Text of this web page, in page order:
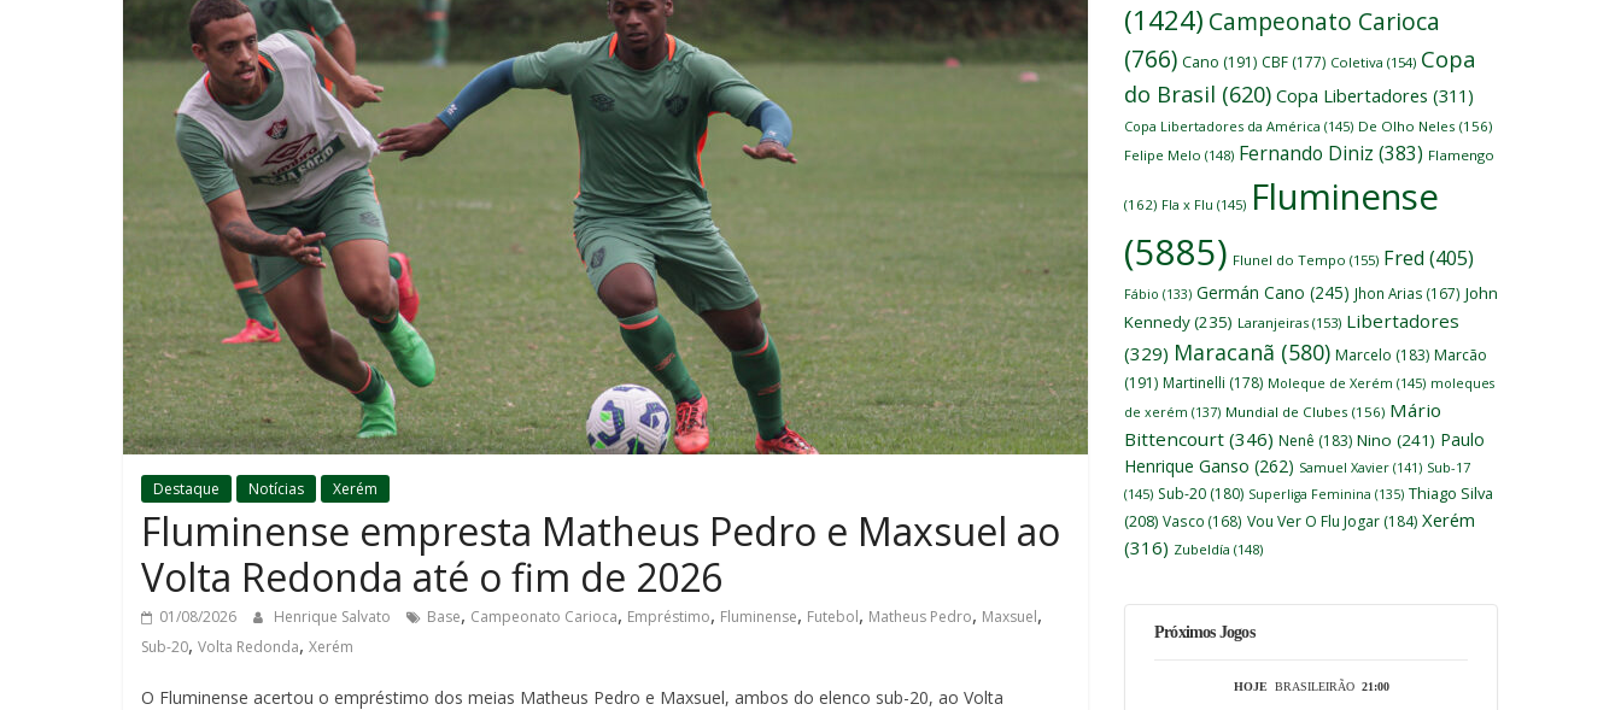
Destaque Notícias Xerém
Fluminense empresta Matheus Pedro e Maxsuel ao
Volta Redonda até o fim de 2026
01/08/2026 Henrique Salvato Base, Campeonato Carioca, Empréstimo, Fluminense, Futebol, Matheus Pedro, Maxsuel,
Sub-20, Volta Redonda, Xerém
O Fluminense acertou o empréstimo dos meias Matheus Pedro e Maxsuel, ambos do elenco sub-20, ao Volta
(1424) Campeonato Carioca
(766) Cano (191) CBF (177) Coletiva (154) Copa
do Brasil (620) Copa Libertadores (311)
Copa Libertadores da América (145) De Olho Neles (156)
Felipe Melo (148) Fernando Diniz (383) Flamengo
(162) Fla x Flu (145) Fluminense
(5885) Flunel do Tempo (155) Fred (405)
Fábio (133) Germán Cano (245) Jhon Arias (167) John
Kennedy(235) Laranjeiras (153) Libertadores
(329) Maracanã (580) Marcelo (183) Marcão
(191) Martinelli (178) Moleque de Xerém (145) moleques
de xerém (137) Mundial de Clubes (156) Mário
Bittencourt (346) Nenê (183) Nino (241) Paulo
Henrique Ganso (262) Samuel Xavier (141) Sub-17
(145) Sub-20 (180) Superliga Feminina (135) Thiago Silva
(208) Vasco (168) Vou Ver O Flu Jogar (184) Xerém
(316) Zubeldía (148)
Próximos Jogos
HOJE BRASILEIRÃO 21:00